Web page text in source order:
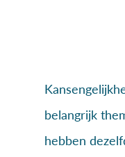
belangrijk
hebben